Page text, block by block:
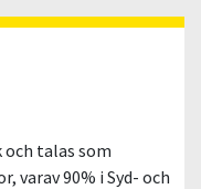
talas som
varav 90% i Syd- och